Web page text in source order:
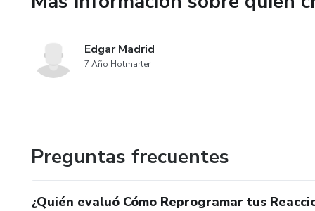
contigo mismo y estar listo
Adquiérelo ahora. La
Edgar Madrid
7 Año Hotmarter
Preguntas frecuentes
¿Quién evaluó Cómo Reprogramar tus